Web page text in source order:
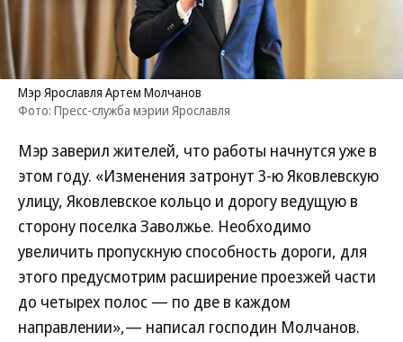
Мэр Ярославля Артем Молчанов
Фото: Пресс-служба мэрии Ярославля
Мэр заверил жителей, что работы начнутся уже в
этом году. «Изменения затронут 3-ю Яковлевскую
улицу, Яковлевское кольцо и дорогу ведущую в
сторону поселка Заволжье. Необходимо
увеличить пропускную способность дороги, для
этого предусмотрим расширение проезжей части
до четырех полос — по две в каждом
направлении»,— написал господин Молчанов.